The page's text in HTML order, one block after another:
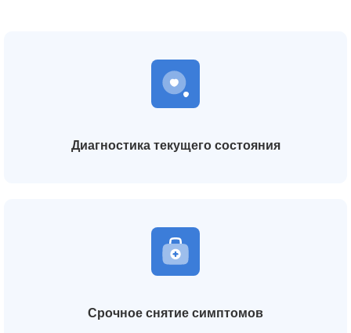
Диагностика текущего состояния
Срочное снятие симптомов